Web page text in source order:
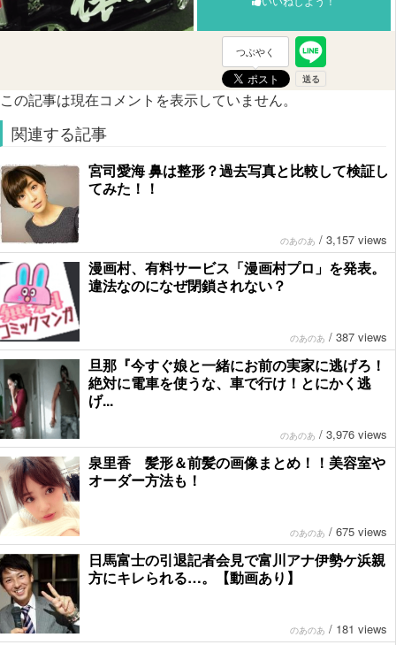
つぶやく
この記事は現在コメントを表示していません。
関連する記事
宮司愛海 鼻は整形？過去写真と比較して検証し
てみた！！
のあのあ / 3,157 views
漫画村、有料サービス「漫画村プロ」を発表。
違法なのになぜ閉鎖されない？
のあのあ / 387 views
旦那『今すぐ娘と一緒にお前の実家に逃げろ！
絶対に電車を使うな、車で行け！とにかく逃
げ...
のあのあ / 3,976 views
泉里香 髪形＆前髪の画像まとめ！！美容室や
オーダー方法も！
のあのあ / 675 views
日馬富士の引退記者会見で富川アナ伊勢ケ浜親
方にキレられる…。【動画あり】
のあのあ / 181 views